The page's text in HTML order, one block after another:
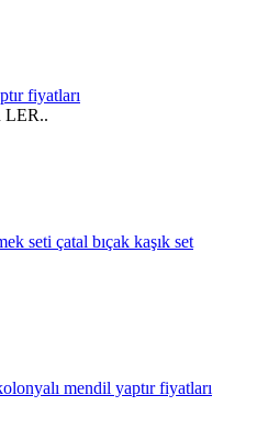
fiyatları
seti çatal bıçak kaşık set
mendil yaptır fiyatları